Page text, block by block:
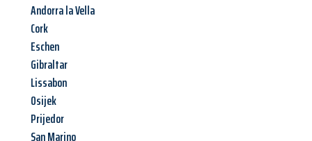
Andorra la Vella
Cork
Eschen
Gibraltar
Lissabon
Osijek
Prijedor
San Marino